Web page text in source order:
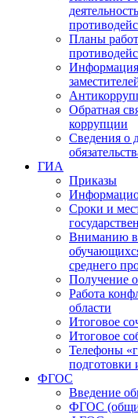
Планы
Обратная
коррупции
Сведения о
ГИА
Приказы
Сроки и
Вниманию
среднего
Получение
Работа
области
Итоговое
Итоговое
Телефоны
подготовки
ФГОС
Введение
ФГОС